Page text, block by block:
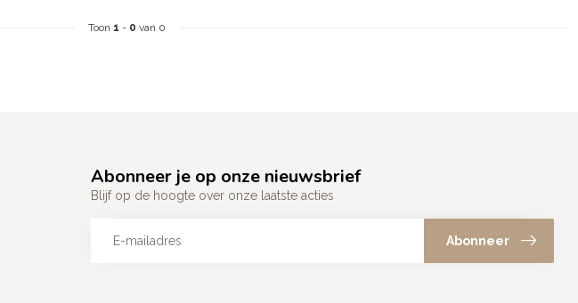
Toon 1 - 0 van 0
Abonneer je op onze nieuwsbrief
Blijf op de hoogte over onze laatste acties
Abonneer